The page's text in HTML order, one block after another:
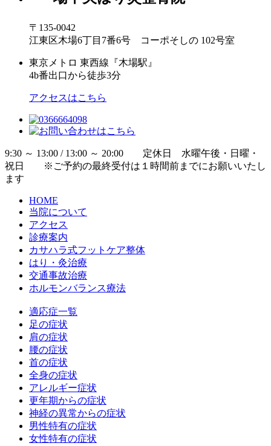
〒135-0042
江東区木場6丁目7番6号 コーポそしの 102号室
東京メトロ 東西線『木場駅』
4b番出口から徒歩3分
アクセスはこちら
9:30 ～ 13:00 / 13:00 ～ 20:00 定休日 水曜午後・日曜・
祝日 ※ご予約の最終受付は１時間前までにお願いいたし
ます
HOME
当院について
アクセス
診療案内
カサハラ式フットケア整体
はり・灸治療
交通事故治療
ホルモンバランス療法
適応症一覧
足の症状
肩の症状
腰の症状
首の症状
全身の症状
アレルギー症状
更年期からの症状
神経の異常からの症状
男性特有の症状
女性特有の症状